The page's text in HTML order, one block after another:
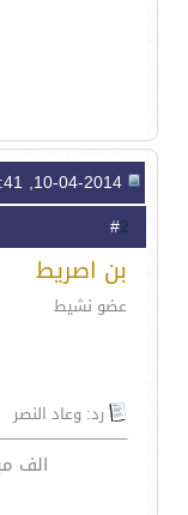
2
بن اصريط
عضو نشيط
رد: وعاد النصر
الف